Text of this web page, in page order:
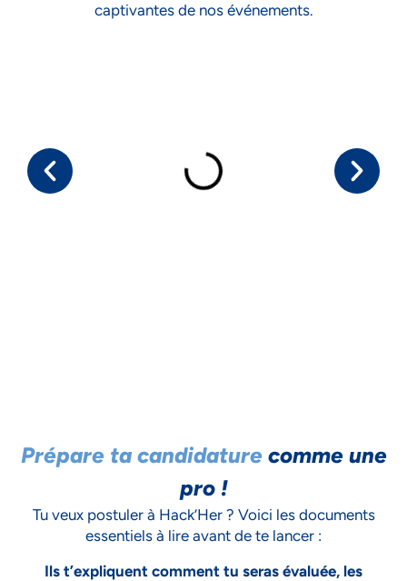
captivantes de nos événements.
Prépare ta candidature comme une
pro !
Tu veux postuler à Hack’Her ? Voici les documents
essentiels à lire avant de te lancer :
Ils t’expliquent comment tu seras évaluée, les